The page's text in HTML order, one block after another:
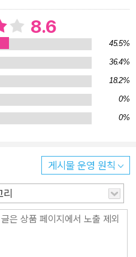
간이다. 시인은 「死後의 바
시작과 끝을 장식하는 시에서
채 민둥산의 태양을 끌어내렸
바람」 전문 이 오래된
종족의 역사가 흐른다 강물의
러미와 날개를 갖는다 또 다
늘 맨발로 뛰쳐나가 생의 지도를
락에 마지막 詩가 불붙는다 ─
한다. “인간의 바깥으로 떠돌
8.6
45.5%
36.4%
18.2%
0%
0%
게시물 운영 원칙
리